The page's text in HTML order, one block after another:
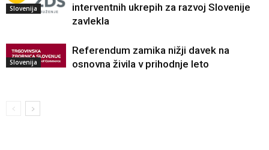
Slovenija
interventnih ukrepih za razvoj Slovenije
zavlekla
Slovenija
Referendum zamika nižji davek na
osnovna živila v prihodnje leto